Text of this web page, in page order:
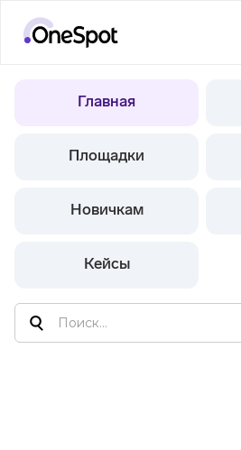
Главная
Площадки
Новичкам
Кейсы